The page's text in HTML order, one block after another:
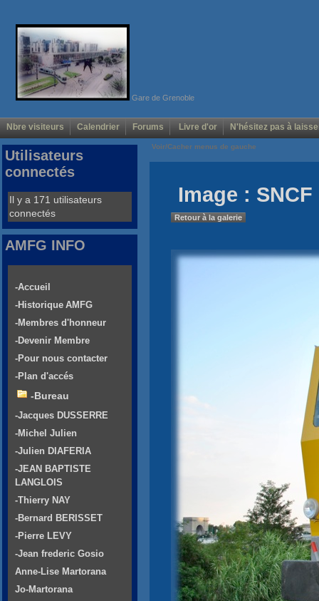
Gare de Grenoble
Nbre visiteurs Calendrier Forums Livre d'or N'hésitez pas à
Voir/Cacher menus de gauche
Image : SNCF
Retour à la galerie
Utilisateurs
connectés
Il y a 171 utilisateurs
connectés
AMFG INFO
-Accueil
-Historique AMFG
-Membres d'honneur
-Devenir Membre
-Pour nous contacter
-Plan d'accés
-Bureau
-Jacques DUSSERRE
-Michel Julien
-Julien DIAFERIA
-JEAN BAPTISTE
LANGLOIS
-Thierry NAY
-Bernard BERISSET
-Pierre LEVY
-Jean frederic Gosio
Anne-Lise Martorana
Jo-Martorana